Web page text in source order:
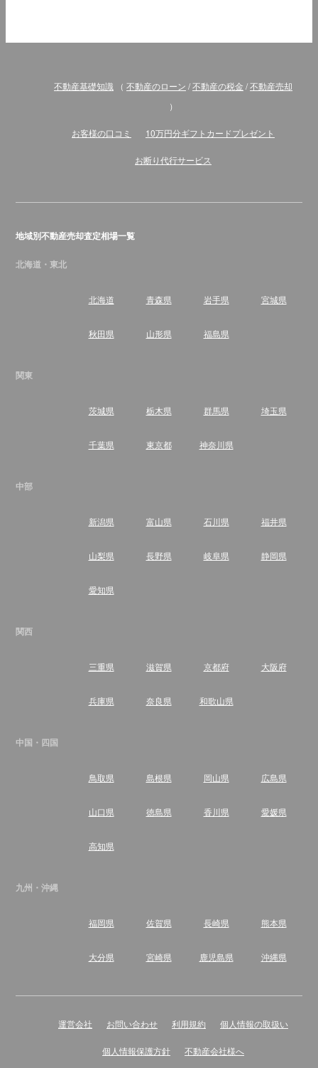
不動産基礎知識 （ 不動産のローン /不動産の税金 /不動産売却
）
お客様の口コミ 10万円分ギフトカードプレゼント
お断り代行サービス
地域別不動産売却査定相場一覧
北海道・東北
北海道 青森県 岩手県 宮城県
秋田県 山形県 福島県
関東
茨城県 栃木県 群馬県 埼玉県
千葉県 東京都 神奈川県
中部
新潟県 富山県 石川県 福井県
山梨県 長野県 岐阜県 静岡県
愛知県
関西
三重県 滋賀県 京都府 大阪府
兵庫県 奈良県 和歌山県
中国・四国
鳥取県 島根県 岡山県 広島県
山口県 徳島県 香川県 愛媛県
高知県
九州・沖縄
福岡県 佐賀県 長崎県 熊本県
大分県 宮崎県 鹿児島県 沖縄県
運営会社 お問い合わせ 利用規約 個人情報の取扱い
個人情報保護方針 不動産会社様へ